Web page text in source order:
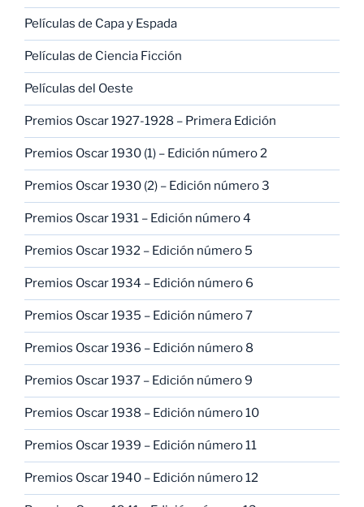
Películas de Capa y Espada
Películas de Ciencia Ficción
Películas del Oeste
Premios Oscar 1927-1928 – Primera Edición
Premios Oscar 1930 (1) – Edición número 2
Premios Oscar 1930 (2) – Edición número 3
Premios Oscar 1931 – Edición número 4
Premios Oscar 1932 – Edición número 5
Premios Oscar 1934 – Edición número 6
Premios Oscar 1935 – Edición número 7
Premios Oscar 1936 – Edición número 8
Premios Oscar 1937 – Edición número 9
Premios Oscar 1938 – Edición número 10
Premios Oscar 1939 – Edición número 11
Premios Oscar 1940 – Edición número 12